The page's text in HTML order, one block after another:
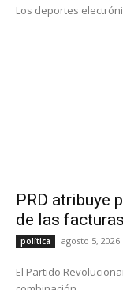
Los deportes
PRD atribuye
de las
política agosto 5, 2026
El Partido